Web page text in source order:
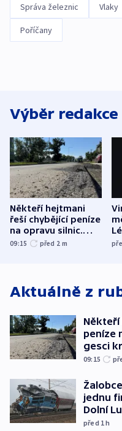
Správa železnic Vlaky
Poříčany
Výběr redakce
Někteří hejtmani
řeší chybějící peníze
na opravu silnic.
Údržba je v gesci
09:15 před 2 m
Aktuálně z
Někteří
peníze
gesci
09:15
jednu
Dolní
před 1h